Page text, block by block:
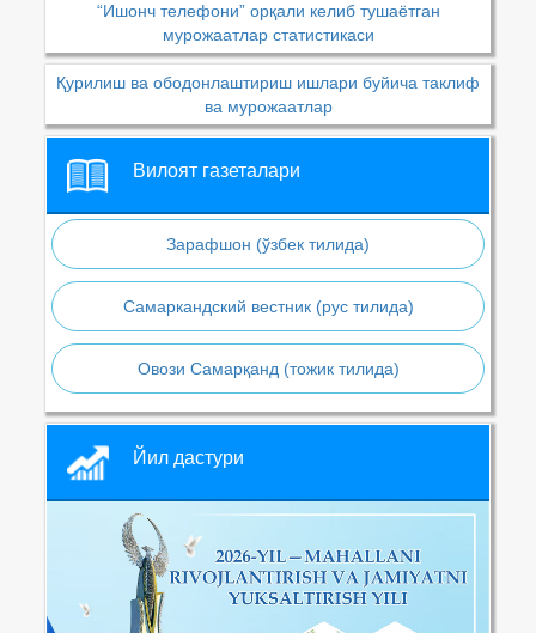
“Ишонч телефони” орқали келиб тушаётган
мурожаатлар статистикаси
Қурилиш ва ободонлаштириш ишлари буйича таклиф
ва мурожаатлар
Вилоят газеталари
Зарафшон (ўзбек тилида)
Самаркандский вестник (рус тилида)
Овози Самарқанд (тожик тилида)
Йил дастури